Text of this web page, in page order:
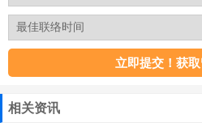
相关资讯